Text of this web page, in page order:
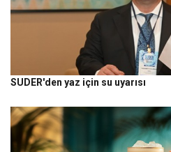
SUDER'den yaz için su uyarısı